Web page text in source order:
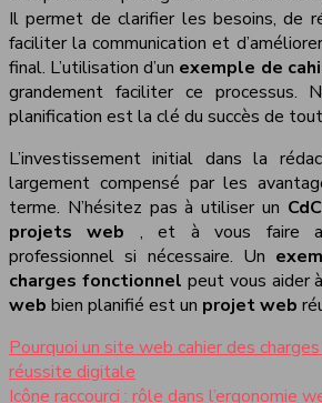
Il permet de clarifier les besoins, de
faciliter la communication et
final. L’utilisation d’un exemple de
grandement faciliter ce processus.
planification est la clé du succès de tout
L’investissement initial dans la
largement compensé par les
terme. N’hésitez pas à utiliser un
projets web , et à vous faire
professionnel si nécessaire. Un
charges fonctionnel peut vous aider
web bien planifié est un projet web
Pourquoi un site web cahier des
réussite digitale
Icône raccourci : rôle dans l’ergonomie